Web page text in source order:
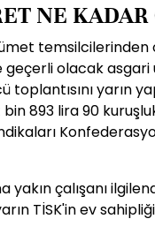
NE
geçerli olacak
toplantısını yarın
893 lira 90
yakın çalışanı
TİSK'in ev